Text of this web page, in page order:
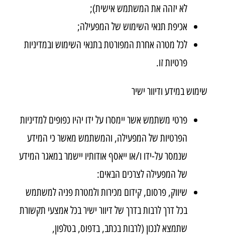
לא יזהה את המשתמש אישית);
אכיפת תנאי השימוש של המפעילה;
לכל מטרה אחרת המפורטת בתנאי השימוש ובמדיניות
פרטיות זו.
שימוש במידע ודיוור ישיר
פרטי משתמש אשר יימסרו על ידו יהיו כפופים למדיניות
הפרטיות של המפעילה, והמשתמש מאשר כי המידע
שנמסר על-ידו ו/או ייאסף אודותיו יישמר במאגר המידע
של המפעילה לצרכים הבאים:
שיווק, פרסום, קידום מכירות ולמטרת פניה למשתמש
בכל דרך לרבות בדרך של דיוור ישיר בכל אמצעי תקשורת
שתמצא לנכון (לרבות בכתב, בדפוס, בטלפון,